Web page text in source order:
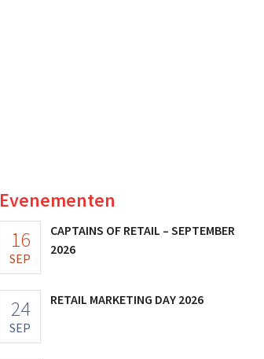
Evenementen
16
SEP
CAPTAINS OF RETAIL – SEPTEMBER
2026
24
SEP
RETAIL MARKETING DAY 2026